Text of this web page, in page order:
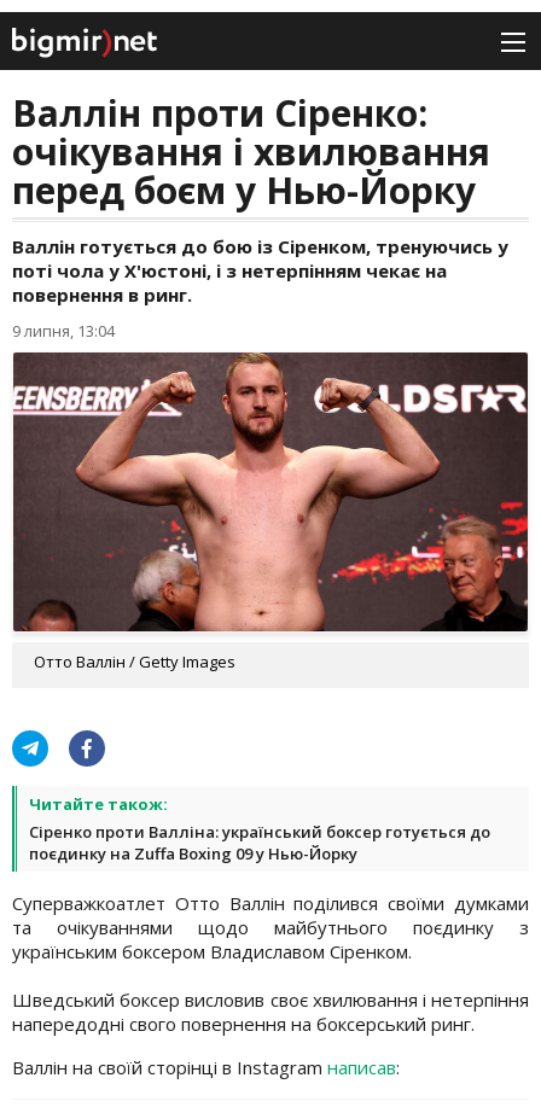
Валлін проти Сіренко:
очікування і хвилювання
перед боєм у Нью-Йорку
Валлін готується до бою із Сіренком, тренуючись у
поті чола у Х'юстоні, і з нетерпінням чекає на
повернення в ринг.
9 липня, 13:04
Отто Валлін / Getty Images
Читайте також:
Сіренко проти Валліна: український боксер готується до
поєдинку на Zuffa Boxing 09 у Нью-Йорку
Суперважкоатлет Отто Валлін поділився своїми думками
та очікуваннями щодо майбутнього поєдинку з
українським боксером Владиславом Сіренком.
Шведський боксер висловив своє хвилювання і нетерпіння
напередодні свого повернення на боксерський ринг.
Валлін на своїй сторінці в Instagram написав: